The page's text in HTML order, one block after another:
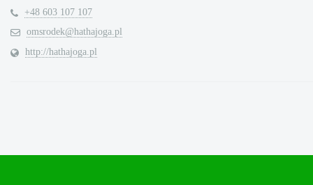
+48 603 107 107
omsrodek@hathajoga.pl
http://hathajoga.pl